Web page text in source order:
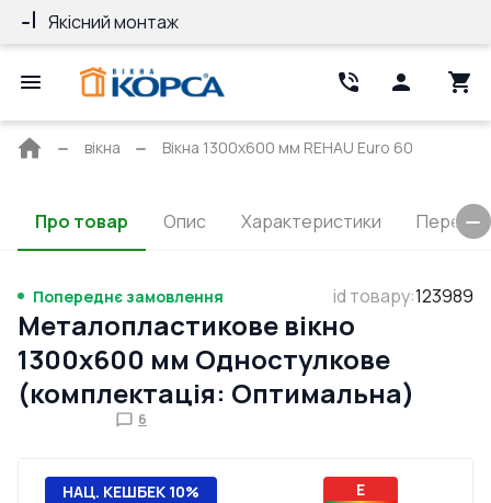
Якісний монтаж
Головна
вікна Вікна 1300x600 мм REHAU Euro 60
Про товар Опис Характеристики
Попереднє замовлення id товару:123989
Металопластикове вікно
1300x600 мм Одностулкове
(комплектація: Оптимальна)
6
НАЦ. КЕШБЕК 10% E